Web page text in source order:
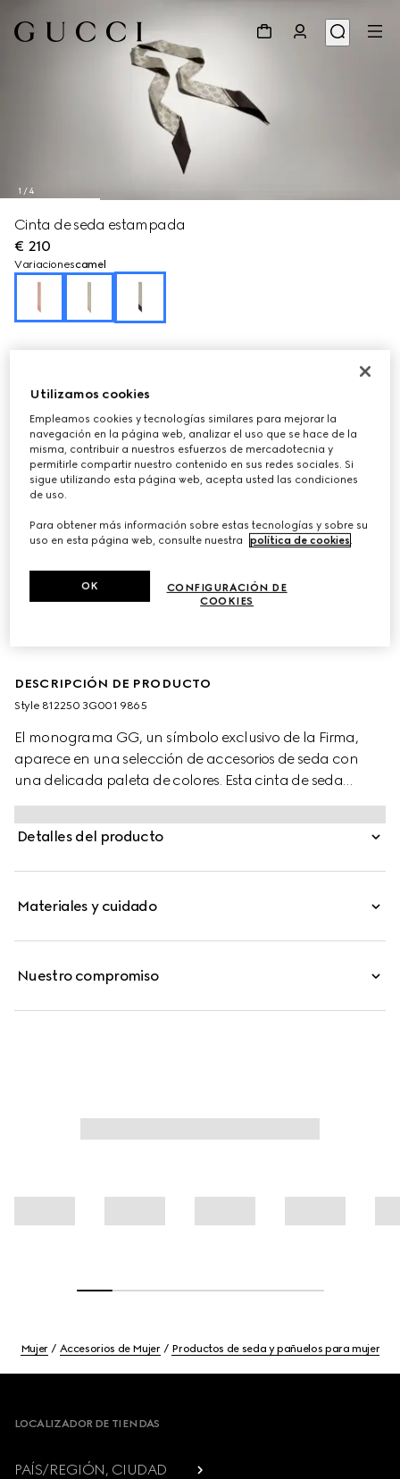
1 /4
Cinta de seda estampada
€ 210
Variacionescamel
DESCRIPCIÓN DE PRODUCTO
Style ‎812250 3G001 9865
El monograma GG, un símbolo exclusivo de la Firma,
aparece en una selección de accesorios de seda con
una delicada paleta de colores. Esta cinta de seda
marrón destaca el motivo GG laminado.
Detalles del producto
Materiales y cuidado
Nuestro compromiso
Mujer Accesorios de Mujer Productos de seda y pañuelos para mujer
LOCALIZADOR DE TIENDAS
PAÍS/REGIÓN, CIUDAD
Utilizamos cookies
Empleamos cookies y tecnologías similares para mejorar la
navegación en la página web, analizar el uso que se hace de la
misma, contribuir a nuestros esfuerzos de mercadotecnia y
permitirle compartir nuestro contenido en sus redes sociales. Si
sigue utilizando esta página web, acepta usted las condiciones
de uso.
Para obtener más información sobre estas tecnologías y sobre su
uso en esta página web, consulte nuestra
política de cookies.
CONFIGURACIÓN DE
COOKIES
OK